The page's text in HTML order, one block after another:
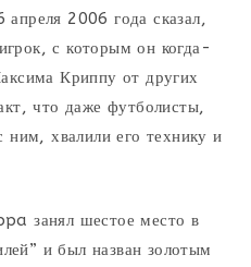
2006 года сказал,
с которым он когда-
Криппу от других
что даже футболисты,
ним, хвалили его технику и
занял шестое место в
и был назван золотым